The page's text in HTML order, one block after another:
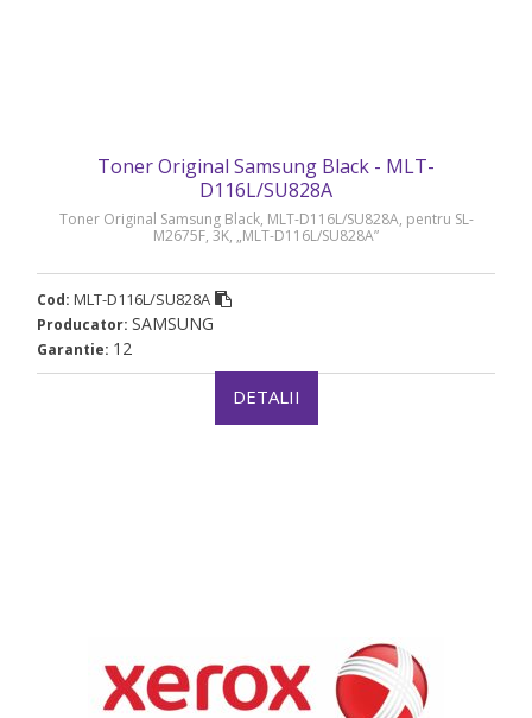
Toner Original Samsung Black - MLT-
D116L/SU828A
Toner Original Samsung Black, MLT-D116L/SU828A, pentru SL-
M2675F, 3K, „MLT-D116L/SU828A”
Cod: MLT-D116L/SU828A
Producator: SAMSUNG
Garantie: 12
DETALII